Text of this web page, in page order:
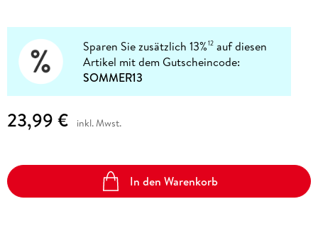
Sparen Sie zusätzlich 13%12 auf diesen
Artikel mit dem Gutscheincode:
SOMMER13
23,99 € inkl. Mwst.
In den Warenkorb